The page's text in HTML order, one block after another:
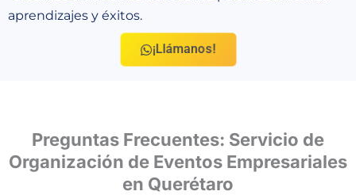
aprendizajes y éxitos.
¡Llámanos!
Preguntas Frecuentes: Servicio de
Organización de Eventos Empresariales
en Querétaro